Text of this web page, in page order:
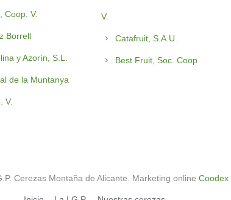
Coop. V.
Borrell
y Azorín, S.L.
de la Muntanya
V.
V.
Catafruit, S.A.U.
Best Fruit, Soc. Coop
Cerezas Montaña de Alicante. Marketing online Coodex